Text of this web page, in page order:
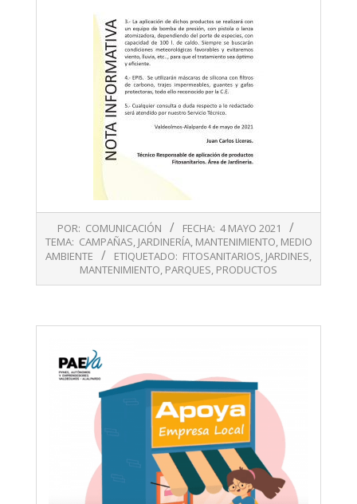
05-
04
POR: COMUNICACIÓN FECHA: 4 MAYO 2021
TEMA: CAMPAÑAS, JARDINERÍA, MANTENIMIENTO, MEDIO
AMBIENTE
ETIQUETADO: FITOSANITARIOS, JARDINES,
MANTENIMIENTO, PARQUES, PRODUCTOS